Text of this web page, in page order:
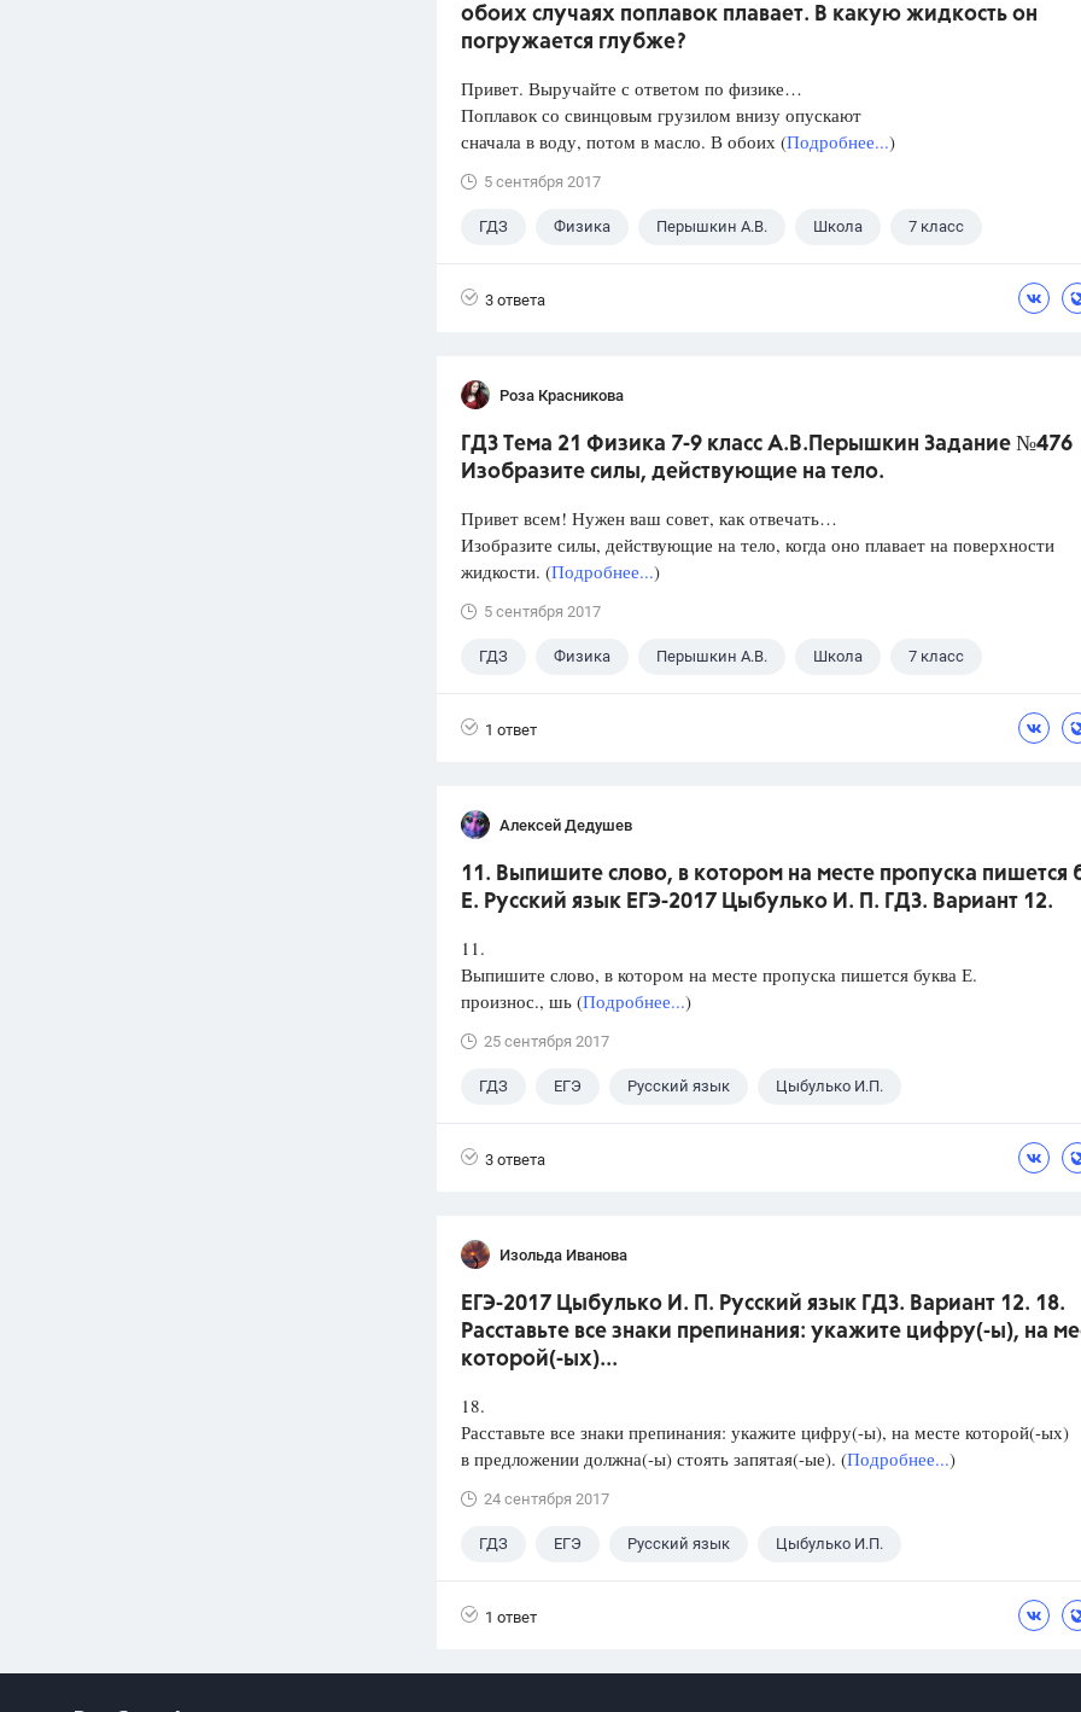
обоих случаях поплавок плавает. В какую жидкость он
погружается глубже?
Привет. Выручайте с ответом по физике…
Поплавок со свинцовым грузилом внизу опускают
сначала в воду, потом в масло. В обоих (Подробнее...)
5 сентября 2017
ГДЗ Физика Перышкин А.В. Школа 7 класс
3 ответа
Роза Красникова
ГДЗ Тема 21 Физика 7-9 класс А.В.Перышкин Задание №476
Изобразите силы, действующие на тело.
Привет всем! Нужен ваш совет, как отвечать…
Изобразите силы, действующие на тело, когда оно плавает на поверхности
жидкости. (Подробнее...)
5 сентября 2017
ГДЗ Физика Перышкин А.В. Школа 7 класс
1 ответ
Алексей Дедушев
11. Выпишите слово, в котором на месте пропуска пишется
Е. Русский язык ЕГЭ-2017 Цыбулько И. П. ГДЗ. Вариант 12.
11.
Выпишите слово, в котором на месте пропуска пишется буква Е.
произнос., шь (Подробнее...)
25 сентября 2017
ГДЗ ЕГЭ Русский язык Цыбулько И.П.
3 ответа
Изольда Иванова
ЕГЭ-2017 Цыбулько И. П. Русский язык ГДЗ. Вариант 12. 18.
Расставьте все знаки препинания: укажите цифру(-ы), на
которой(-ых)...
18.
Расставьте все знаки препинания: укажите цифру(-ы), на месте которой(-ых)
в предложении должна(-ы) стоять запятая(-ые). (Подробнее...)
24 сентября 2017
ГДЗ ЕГЭ Русский язык Цыбулько И.П.
1 ответ